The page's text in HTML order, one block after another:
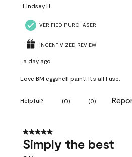
Lindsey H
VERIFIED PURCHASER
INCENTIVIZED REVIEW
a day ago
Love BM eggshell paint! It’s all I use.
Helpful? (0) (0)
5 out of 5 stars.
Simply the best